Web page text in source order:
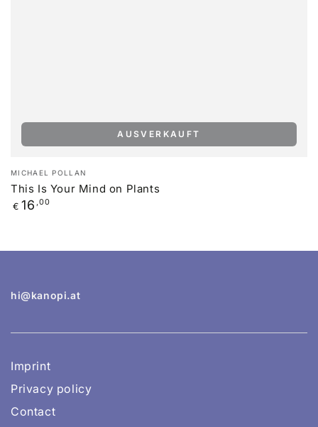
Verkäufer/in:
MICHAEL POLLAN
This Is Your Mind on Plants
Regulärer
€ 16 ,00
AUSVERKAUFT
hi@kanopi.at
Imprint
Privacy policy
Contact